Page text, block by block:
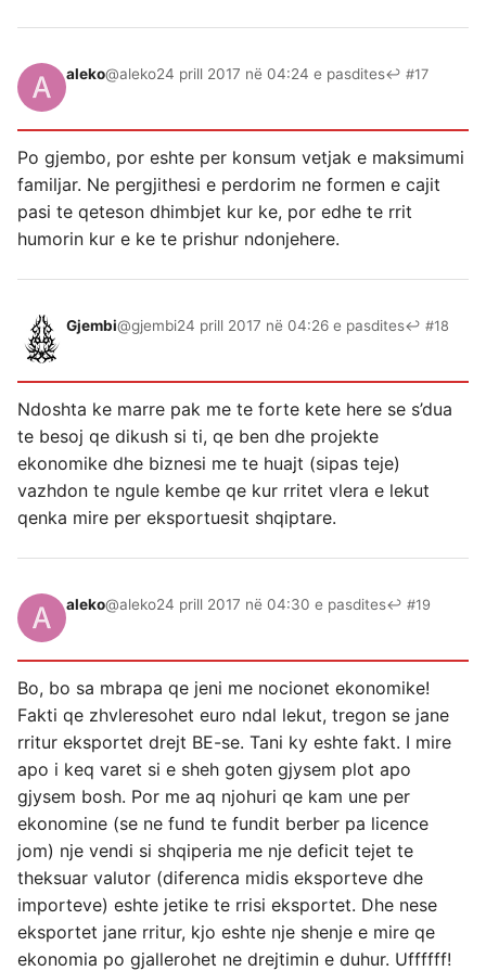
aleko@aleko24 prill 2017 në 04:24 e pasdites↩ #17
Po gjembo, por eshte per konsum vetjak e maksimumi
familjar. Ne pergjithesi e perdorim ne formen e cajit
pasi te qeteson dhimbjet kur ke, por edhe te rrit
humorin kur e ke te prishur ndonjehere.
Gjembi@gjembi24 prill 2017 në 04:26 e pasdites↩ #18
Ndoshta ke marre pak me te forte kete here se s’dua
te besoj qe dikush si ti, qe ben dhe projekte
ekonomike dhe biznesi me te huajt (sipas teje)
vazhdon te ngule kembe qe kur rritet vlera e lekut
qenka mire per eksportuesit shqiptare.
aleko@aleko24 prill 2017 në 04:30 e pasdites↩ #19
Bo, bo sa mbrapa qe jeni me nocionet ekonomike!
Fakti qe zhvleresohet euro ndal lekut, tregon se jane
rritur eksportet drejt BE-se. Tani ky eshte fakt. I mire
apo i keq varet si e sheh goten gjysem plot apo
gjysem bosh. Por me aq njohuri qe kam une per
ekonomine (se ne fund te fundit berber pa licence
jom) nje vendi si shqiperia me nje deficit tejet te
theksuar valutor (diferenca midis eksporteve dhe
importeve) eshte jetike te rrisi eksportet. Dhe nese
eksportet jane rritur, kjo eshte nje shenje e mire qe
ekonomia po gjallerohet ne drejtimin e duhur. Uffffff!